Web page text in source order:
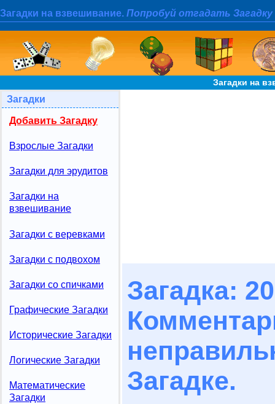
Загадки на взвешивание. Попробуй отгадать Загадку
Загадки на
Загадки
Добавить Загадку
Взрослые Загадки
Загадки для эрудитов
Загадки на
взвешивание
Загадки с веревками
Загадки с подвохом
Загадки со спичками
Графические Загадки
Исторические Загадки
Логические Загадки
Математические
Загадки
Загадка:
Загадке.